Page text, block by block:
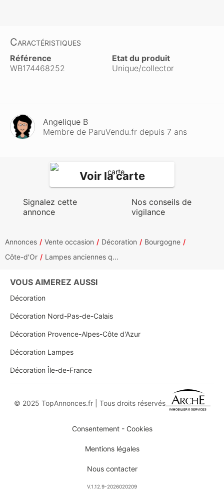
Caractéristiques
Référence
WB174468252
Etat du produit
Unique/collector
Angelique B
Membre de ParuVendu.fr depuis 7 ans
Voir la carte
Signalez cette
annonce
Nos conseils de
vigilance
Annonces Vente occasion Décoration
Bourgogne
Côte-d'Or
Lampes anciennes q...
VOUS AIMEREZ AUSSI
Décoration
Décoration Nord-Pas-de-Calais
Décoration Provence-Alpes-Côte d'Azur
Décoration Lampes
Décoration Île-de-France
© 2025 TopAnnonces.fr | Tous droits réservés
Consentement - Cookies
Mentions légales
Nous contacter
V.1.12.9-2026020209